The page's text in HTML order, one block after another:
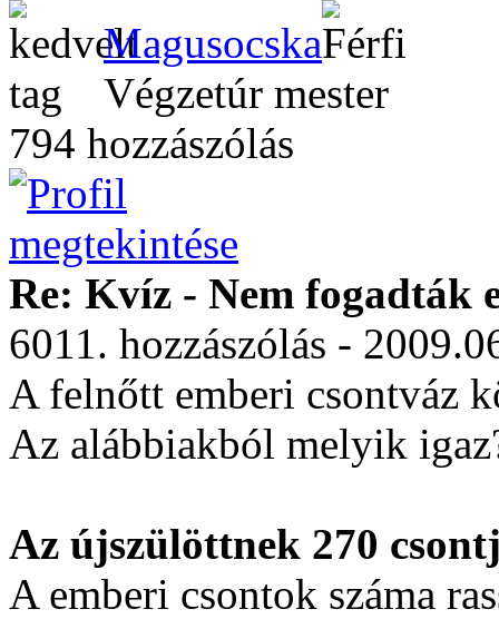
Magusocska
Végzetúr mester
794 hozzászólás
Re: Kvíz - Nem fogadták
6011. hozzászólás -
A felnőtt emberi csontváz
Az alábbiakból melyik
Az újszülöttnek 270
A emberi csontok száma